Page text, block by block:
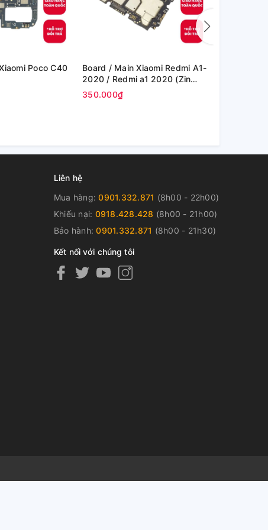
Board / Main Xiaomi Redmi A1-
2020 / Redmi a1 2020 (Zin
Máy )
350.000₫
Liên hệ
Mua hàng:0901.332.871 (8h00 - 22h00)
Khiếu nại: 0918.428.428 (8h00 - 21h00)
Bảo hành:0901.332.871 (8h00 - 21h30)
Kết nối với chúng tôi